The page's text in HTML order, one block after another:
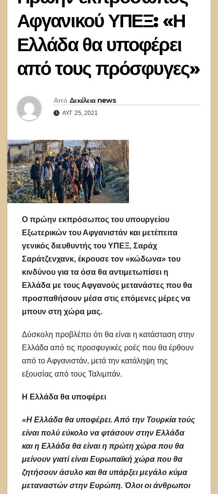
Αφγανικού ΥΠΕΞ: «Η
Ελλάδα θα υποφέρει
από τους πρόσφυγες»
Από Δεκέλεια news
ΑΥΓ 25, 2021
Ο πρώην εκπρόσωπος του υπουργείου
Εξωτερικών του Αφγανιστάν και μετέπειτα
γενικός διευθυντής του ΥΠΕΞ, Σαράχ
Σαράτζενχανκ, έκρουσε τον «κώδωνα» του
κινδύνου για τα όσα θα αντιμετωπίσει η
Ελλάδα με τους Αφγανούς μετανάστες που θα
προσπαθήσουν μέσα στις επόμενες μέρες να
μπουν στη χώρα μας.
Δύσκολη προβλέπει ότι θα είναι η κατάσταση στην
Ελλάδα από τις προσφυγικές ροές που θα έρθουν
από το Αφγανιστάν, μετά την κατάληψη της
εξουσίας από τους Ταλιμπάν.
Η Ελλάδα θα υποφέρει
«Η Ελλάδα θα υποφέρει. Από την Τουρκία τούς
είναι πολύ εύκολο να φτάσουν στην Ελλάδα
και η Ελλάδα θα είναι η πρώτη χώρα που θα
μείνουν γιατί είναι Ευρωπαϊκή χώρα που θα
ζητήσουν άσυλο και θα υπάρξει μεγάλο κύμα
μεταναστών στην Ευρώπη. Όλοι οι άνθρωποι